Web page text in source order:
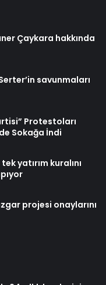
Çaykara hakkında
savunmaları
Protestoları
Sokağa İndi
yatırım kuralını
projesi onaylarını